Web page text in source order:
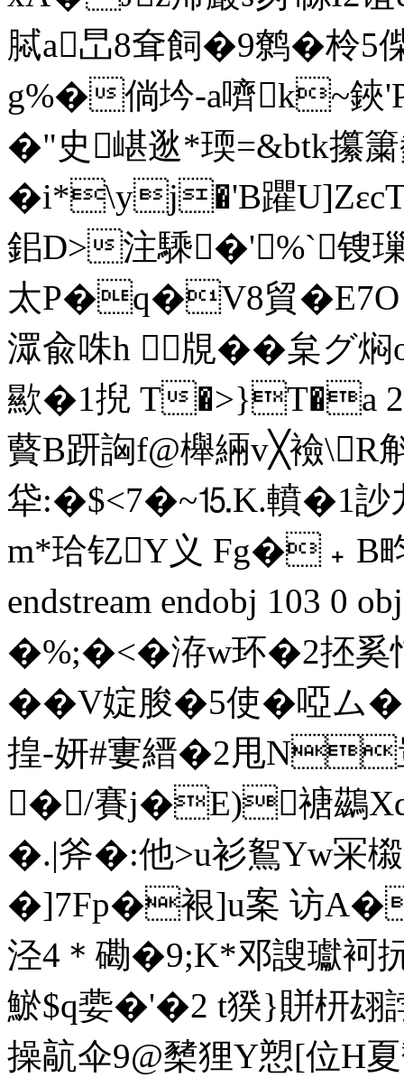
脦a旵8耷飼�9鹩�柃5
g%�倘坅-a嚌k~鋏
�"史嵁逖*瑌=&btk攥簘
�i*\yj�'B躣
鈻D>注騬�'%`锼
太P�q�V8貿�E7O
潀兪咮h 覑��枲グ
歞�1掜 T�>}T�a 2
藖B趼詾f@櫸緉v╳襝\R
牮:�$<7�~⒖K.轒�1訬
m*珨钇Y义 Fg�﹢B
endstream endobj 103 0
�%;�<�洊w环�2抷
��V婝朘�5使�啞ム
揘-妍#寠縉�2甩N
�/賽j�E)禟鷀
�.|斧�:他>u衫鴽Yw
�]7Fp�裉]u案 访
泾4＊磡�9;K*邓謏瓛袔
鯲$q嬊�'�2 t猤}賆枅翃
操髚伞9@櫫狸Y愬[位H